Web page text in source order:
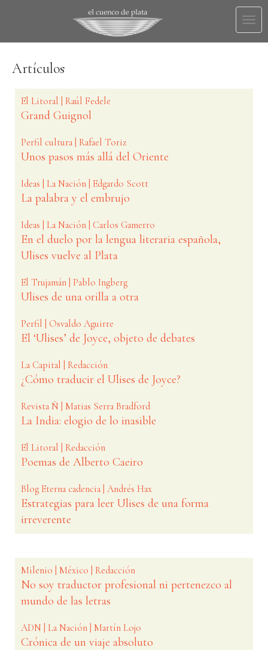
Artículos
El Litoral | Raúl Fedele
Grand Guignol
Perfil cultura | Rafael Toriz
Unos pasos más allá del Oriente
Ideas | La Nación | Edgardo Scott
La palabra y el embrujo
Ideas | La Nación | Carlos Gamerro
En el duelo por la lengua literaria española,
Ulises vuelve al Plata
El Trujamán | Pablo Ingberg
Ulises de una orilla a otra
Perfil | Osvaldo Aguirre
El ‘Ulises’ de Joyce, objeto de debates
La Capital | Redacción
¿Cómo traducir el Ulises de Joyce?
Revista Ñ | Matias Serra Bradford
La India: elogio de lo inasible
El Litoral | Redacción
Poemas de Alberto Caeiro
Blog Eterna cadencia | Andrés Hax
Estrategias para leer Ulises de una forma
irreverente
Milenio | México | Redacción
No soy traductor profesional ni pertenezco al
mundo de las letras
ADN | La Nación | Martín Lojo
Crónica de un viaje absoluto